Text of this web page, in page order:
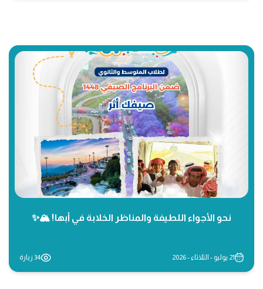
نحو الأجواء اللطيفة والمناظر الخلابة في أبها! 🏔️✨
21 يوليو - الثلاثاء - 2026 34 زيارة